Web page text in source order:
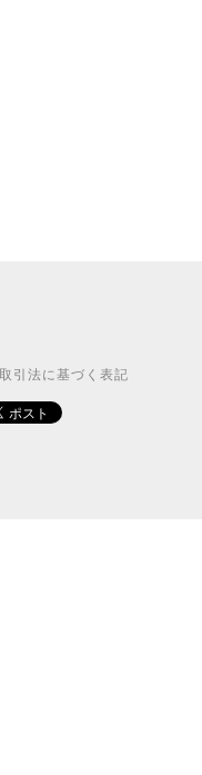
引法に基づく表記